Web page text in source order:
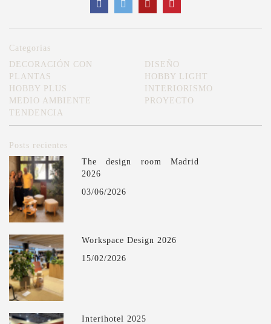
Categorías
DECORACIÓN CON
PLANTAS
DISEÑO
HOBBY LIGHT
HOBBY PLUS
INTERIORISMO
MEDIO AMBIENTE
PROYECTO
TENDENCIA
Posts recientes
The design room Madrid
2026
03/06/2026
Workspace Design 2026
15/02/2026
Interihotel 2025